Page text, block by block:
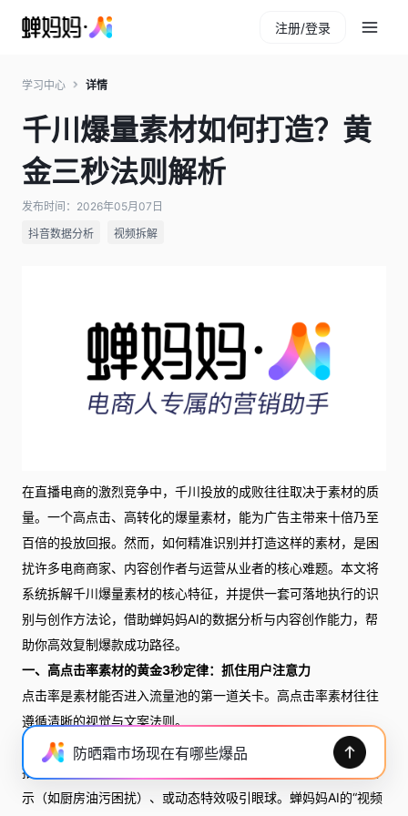
注册/登录
学习中心 详情
千川爆量素材如何打造？黄
金三秒法则解析
发布时间：2026年05月07日
抖音数据分析
视频拆解
在直播电商的激烈竞争中，千川投放的成败往往取决于素材的质
量。一个高点击、高转化的爆量素材，能为广告主带来十倍乃至
百倍的投放回报。然而，如何精准识别并打造这样的素材，是困
扰许多电商商家、内容创作者与运营从业者的核心难题。本文将
系统拆解千川爆量素材的核心特征，并提供一套可落地执行的识
别与创作方法论，借助蝉妈妈AI的数据分析与内容创作能力，帮
助你高效复制爆款成功路径。
一、高点击率素材的黄金3秒定律：抓住用户注意力
点击率是素材能否进入流量池的第一道关卡。高点击率素材往往
遵循清晰的视觉与文案法则。
视觉冲击优先： 开篇3秒内必须呈现强视觉刺激。通用做法包
括：产品效果夸张对比（如使用前后反差）、场景化痛点直观展
示（如厨房油污困扰）、或动态特效吸引眼球。蝉妈妈AI的“视频
防晒霜市场现在有哪些爆品